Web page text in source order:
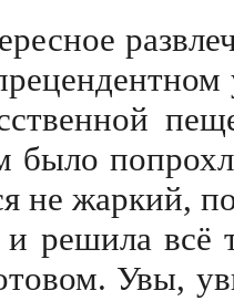
было
не жаркий,
решила всё
Увы,